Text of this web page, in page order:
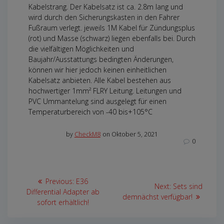
Kabelstrang. Der Kabelsatz ist ca. 2.8m lang und
wird durch den Sicherungskasten in den Fahrer
Fußraum verlegt. jeweils 1M Kabel für Zündungsplus
(rot) und Masse (schwarz) liegen ebenfalls bei. Durch
die vielfältigen Möglichkeiten und
Baujahr/Ausstattungs bedingten Änderungen,
können wir hier jedoch keinen einheitlichen
Kabelsatz anbieten. Alle Kabel bestehen aus
hochwertiger 1mm² FLRY Leitung. Leitungen und
PVC Ummantelung sind ausgelegt für einen
Temperaturbereich von -40 bis+105°C
by CheckM8 on Oktober 5, 2021
0
Beitragsnavigation
Previous: Previous
post:
E36
Differential Adapter ab
sofort erhältlich!
Next: Next
post:
Sets sind
demnächst verfügbar!